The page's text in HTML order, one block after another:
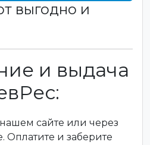
выгодно и
и выдача
сайте или через
Оплатите и заберите